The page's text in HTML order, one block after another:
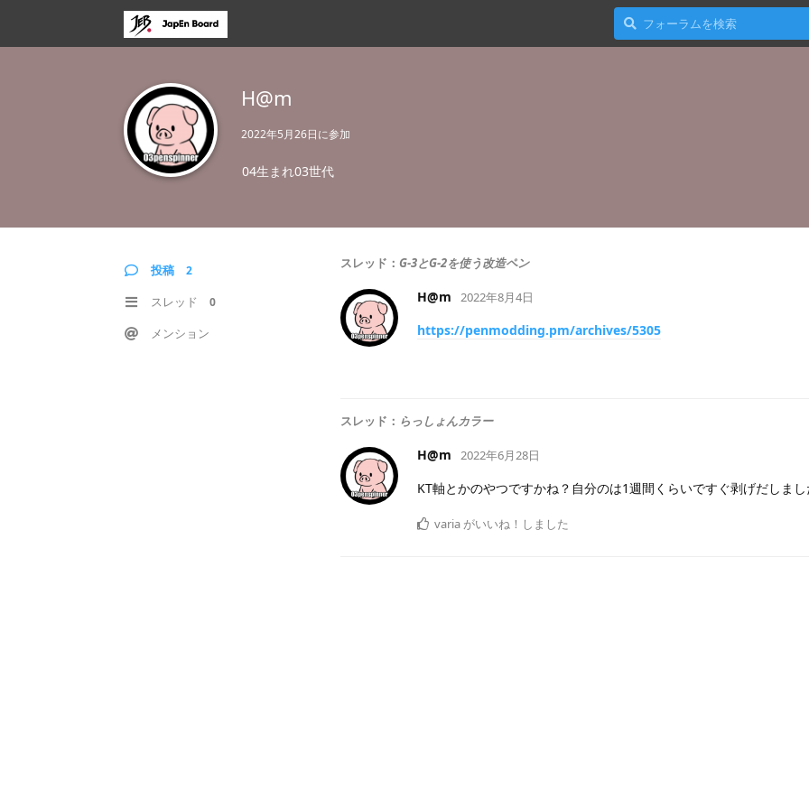
H@m
2022年5月26日に参加
04生まれ03世代
投稿 2
スレッド 0
メンション
スレッド： G-3とG-2を使う改造ペン
H@m 2022年8月4日
https://penmodding.pm/archives/5305
スレッド： らっしょんカラー
H@m 2022年6月28日
KT軸とかのやつですかね？自分のは1週間くらいですぐ剥げだしま
varia がいいね！しました